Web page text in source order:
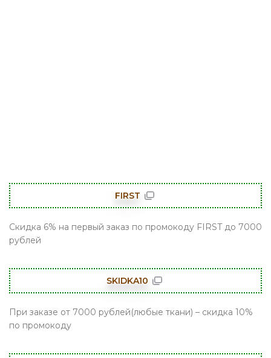
FIRST
Скидка 6% на первый заказ по промокоду FIRST до 7000
рублей
SKIDKA10
При заказе от 7000 рублей(любые ткани) – скидка 10%
по промокоду